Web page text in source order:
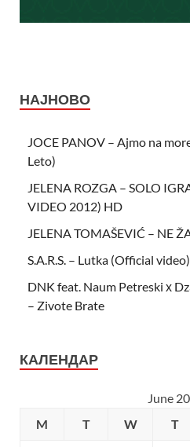
НАЈНОВО
JOCE PANOV – Ajmo na
Leto)
JELENA ROZGA – SOLO
VIDEO 2012) HD
JELENA TOMAŠEVIĆ – NE
S.A.R.S. – Lutka (Official video)
DNK feat. Naum Petreski х
– Zivote Brate
КАЛЕНДАР
June
M
T W T